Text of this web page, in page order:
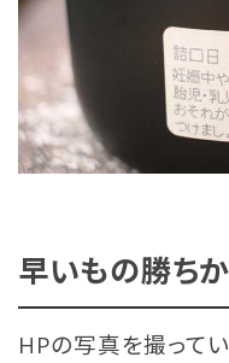
早いもの勝ち
HPの写真を撮ってい